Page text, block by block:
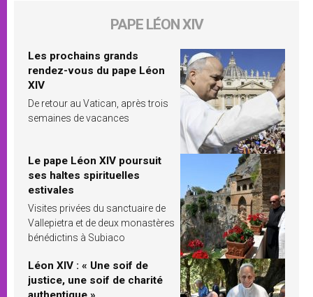
PAPE LÉON XIV
Les prochains grands
rendez-vous du pape Léon
XIV
De retour au Vatican, après trois
semaines de vacances
Le pape Léon XIV poursuit
ses haltes spirituelles
estivales
Visites privées du sanctuaire de
Vallepietra et de deux monastères
bénédictins à Subiaco
Léon XIV : « Une soif de
justice, une soif de charité